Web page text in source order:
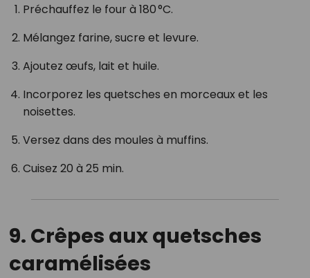
Préchauffez le four à 180 °C.
Mélangez farine, sucre et levure.
Ajoutez œufs, lait et huile.
Incorporez les quetsches en morceaux et les
noisettes.
Versez dans des moules à muffins.
Cuisez 20 à 25 min.
9. Crêpes aux quetsches
caramélisées